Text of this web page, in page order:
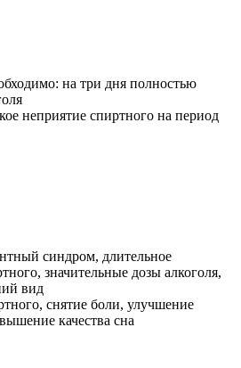
на три дня полностью
неприятие спиртного на период
синдром, длительное
значительные дозы алкоголя,
вид
снятие боли, улучшение
качества сна